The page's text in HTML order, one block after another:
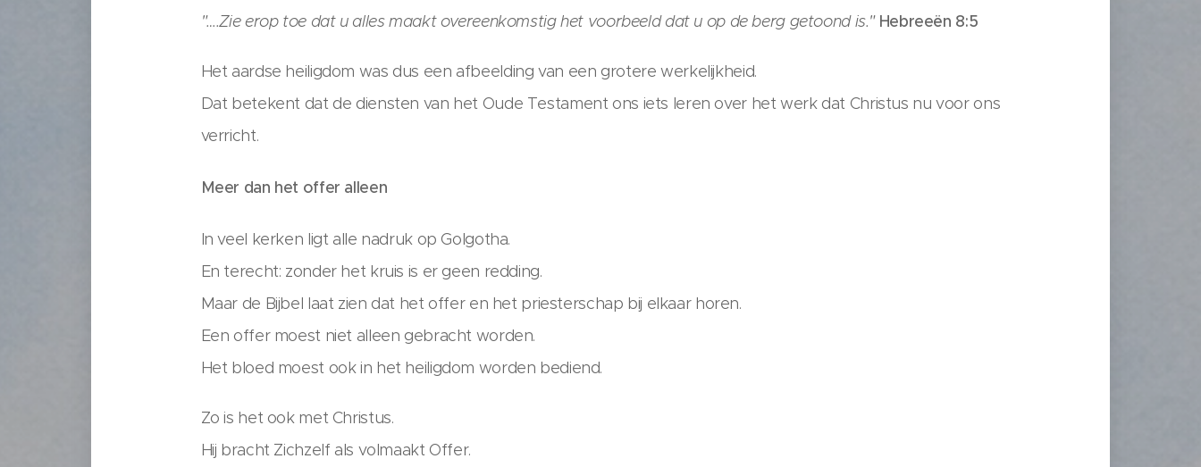
"….Zie erop toe dat u alles maakt overeenkomstig het voorbeeld dat u op de berg getoond is." Hebreeën 8:5
Het aardse heiligdom was dus een afbeelding van een grotere werkelijkheid.
Dat betekent dat de diensten van het Oude Testament ons iets leren over het werk dat Christus nu voor ons
verricht.
Meer dan het offer alleen
In veel kerken ligt alle nadruk op Golgotha.
En terecht: zonder het kruis is er geen redding.
Maar de Bijbel laat zien dat het offer en het priesterschap bij elkaar horen.
Een offer moest niet alleen gebracht worden.
Het bloed moest ook in het heiligdom worden bediend.
Zo is het ook met Christus.
Hij bracht Zichzelf als volmaakt Offer.